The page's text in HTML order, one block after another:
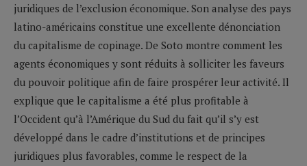
juridiques de l’exclusion économique. Son analyse des pays
latino-américains constitue une excellente dénonciation
du capitalisme de copinage. De Soto montre comment les
agents économiques y sont réduits à solliciter les faveurs
du pouvoir politique afin de faire prospérer leur activité. Il
explique que le capitalisme a été plus profitable à
l’Occident qu’à l’Amérique du Sud du fait qu’il s’y est
développé dans le cadre d’institutions et de principes
juridiques plus favorables, comme le respect de la